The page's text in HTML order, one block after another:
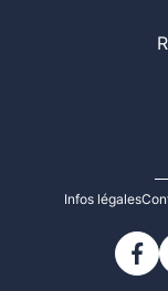
Infos légales